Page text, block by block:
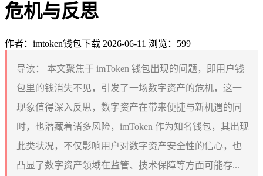
危机与反思
作者：imtoken钱包下载 2026-06-11 浏览：599
导读：
本文聚焦于 imToken 钱包出现的问题，即用户钱
包里的钱消失不见，引发了一场数字资产的危机，这一
现象值得深入反思，数字资产在带来便捷与新机遇的同
时，也潜藏着诸多风险，imToken 作为知名钱包，其出现
此类状况，不仅影响用户对数字资产安全性的信心，也
凸显了数字资产领域在监管、技术保障等方面可能存...